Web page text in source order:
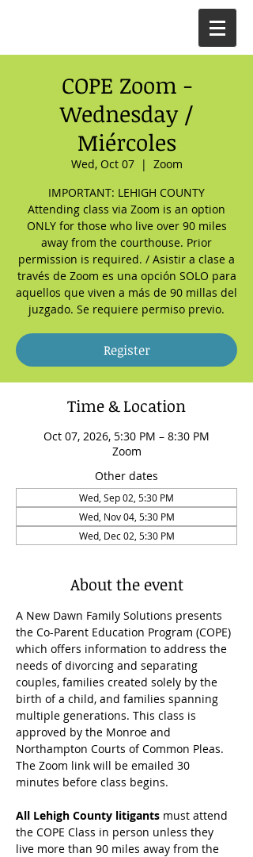
COPE Zoom -
Wednesday /
Miércoles
Wed, Oct 07
  |
Zoom
IMPORTANT: LEHIGH COUNTY
Attending class via Zoom is an option
ONLY for those who live over 90 miles
away from the courthouse. Prior
permission is required. / Asistir a clase a
través de Zoom es una opción SOLO para
aquellos que viven a más de 90 millas del
juzgado. Se requiere permiso previo.
Register
Time & Location
Oct 07, 2026, 5:30 PM – 8:30 PM
Zoom
Other dates
Wed, Sep 02, 5:30 PM
Wed, Nov 04, 5:30 PM
Wed, Dec 02, 5:30 PM
About the event
A New Dawn Family Solutions presents
the Co-Parent Education Program (COPE)
which offers information to address the
needs of divorcing and separating
couples, families created solely by the
birth of a child, and families spanning
multiple generations. This class is
approved by the Monroe and
Northampton Courts of Common Pleas.
The Zoom link will be emailed 30
minutes before class begins.
All Lehigh County litigants must attend
the COPE Class in person unless they
live more than 90 miles away from the